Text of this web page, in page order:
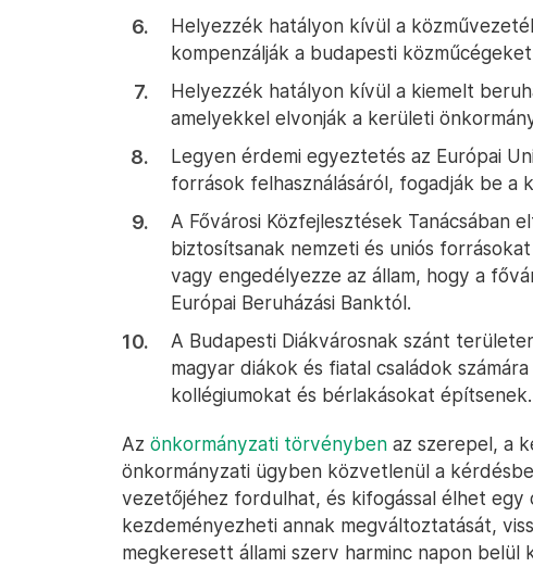
Helyezzék hatályon kívül a
kompenzálják a budapesti
Helyezzék hatályon kívül a kiemelt
amelyekkel elvonják a kerületi
Legyen érdemi egyeztetés az Európai
források felhasználásáról, fogadják be a
A Fővárosi Közfejlesztések Tanácsában
biztosítsanak nemzeti és uniós
vagy engedélyezze az állam, hogy a
Európai Beruházási Banktól.
A Budapesti Diákvárosnak szánt
magyar diákok és fiatal családok
kollégiumokat és bérlakásokat építsenek.
Az önkormányzati törvényben az szerepel, a
önkormányzati ügyben közvetlenül a
vezetőjéhez fordulhat, és kifogással élhet egy
kezdeményezheti annak megváltoztatását,
megkeresett állami szerv harminc napon belül